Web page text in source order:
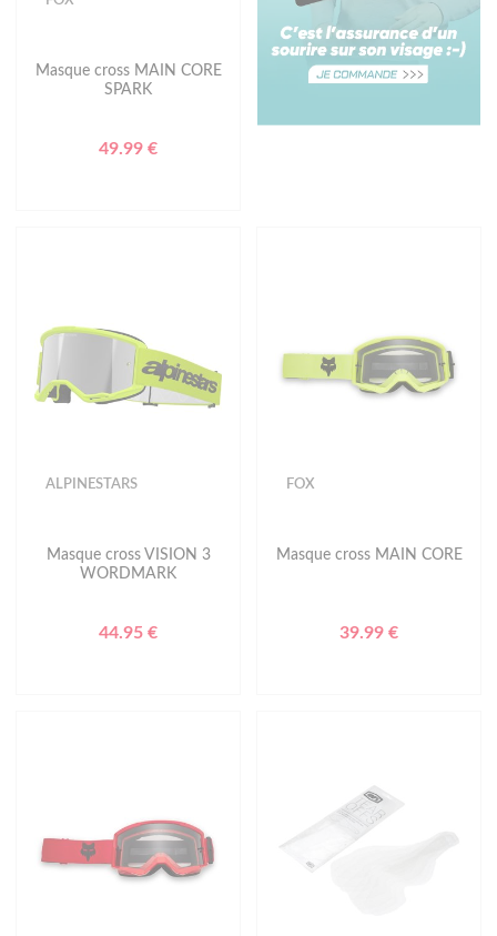
Masque cross MAIN CORE
SPARK
49.99 €
ALPINESTARS
Masque cross VISION 3
WORDMARK
44.95 €
FOX
Masque cross MAIN CORE
39.99 €